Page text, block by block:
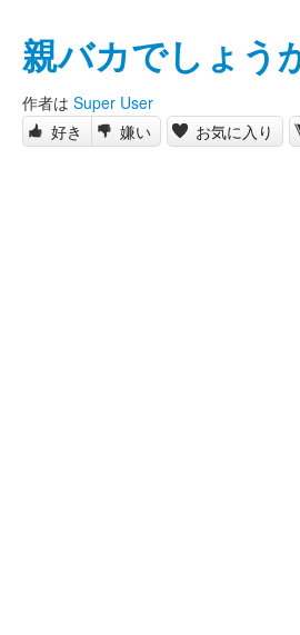
親バカでしょ
作者は Super User
好き
嫌い お気に入り